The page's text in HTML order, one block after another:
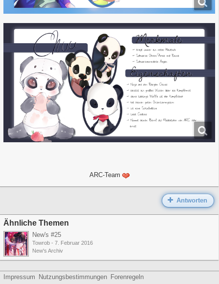
ARC-Team
Antworten
Ähnliche Themen
New's #25
Towrob - 7. Februar 2016
New's Archiv
Impressum Nutzungsbestimmungen Forenregeln